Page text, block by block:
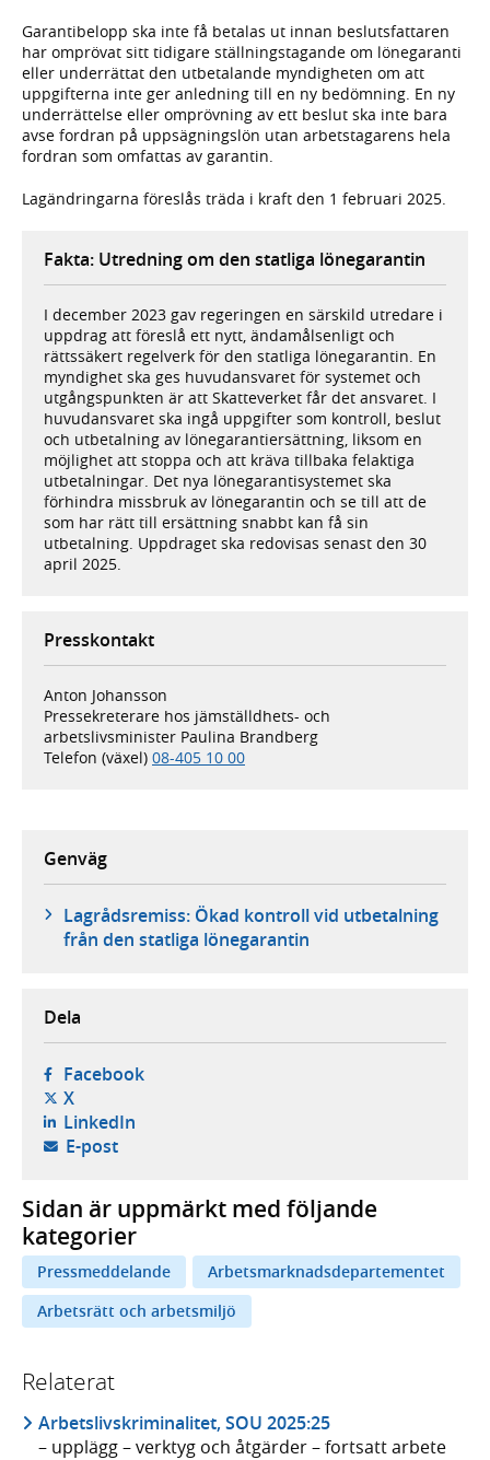
Garantibelopp ska inte få betalas ut innan beslutsfattaren
har omprövat sitt tidigare ställningstagande om lönegaranti
eller underrättat den utbetalande myndigheten om att
uppgifterna inte ger anledning till en ny bedömning. En ny
underrättelse eller omprövning av ett beslut ska inte bara
avse fordran på uppsägningslön utan arbetstagarens hela
fordran som omfattas av garantin.
Lagändringarna föreslås träda i kraft den 1 februari 2025.
Fakta: Utredning om den statliga lönegarantin
I december 2023 gav regeringen en särskild utredare i
uppdrag att föreslå ett nytt, ändamålsenligt och
rättssäkert regelverk för den statliga lönegarantin. En
myndighet ska ges huvudansvaret för systemet och
utgångspunkten är att Skatteverket får det ansvaret. I
huvudansvaret ska ingå uppgifter som kontroll, beslut
och utbetalning av lönegarantiersättning, liksom en
möjlighet att stoppa och att kräva tillbaka felaktiga
utbetalningar. Det nya lönegarantisystemet ska
förhindra missbruk av lönegarantin och se till att de
som har rätt till ersättning snabbt kan få sin
utbetalning. Uppdraget ska redovisas senast den 30
april 2025.
Presskontakt
Anton Johansson
Pressekreterare hos jämställdhets- och
arbetslivsminister Paulina Brandberg
Telefon (växel) 08-405 10 00
Genväg
Lagrådsremiss: Ökad kontroll vid utbetalning
från den statliga lönegarantin
Dela
Facebook- öppnas i ny flik, extern webbplats,
X- öppnas i ny flik, extern webbplats,
LinkedIn- öppnas i ny flik, extern webbplats,
E-post- öppnar din e-postklient,
Sidan är uppmärkt med följande
kategorier
Pressmeddelande
Arbetsmarknadsdepartementet
Arbetsrätt och arbetsmiljö
Relaterat
Arbetslivskriminalitet, SOU 2025:25
– upplägg – verktyg och åtgärder – fortsatt arbete